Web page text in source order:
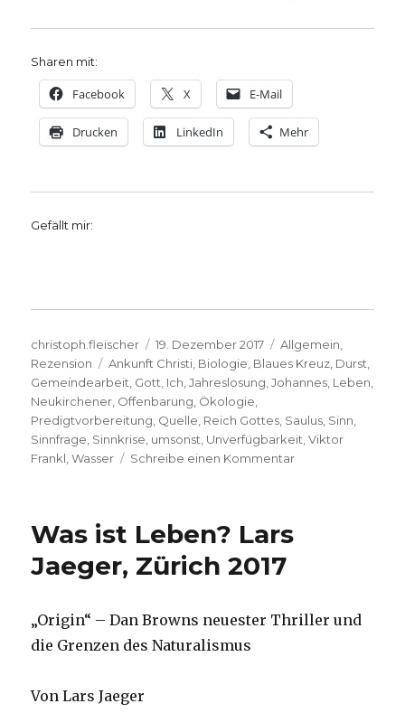
Sharen mit:
Facebook X E-Mail
Drucken LinkedIn Mehr
Gefällt mir:
Autor
christoph.fleischer
Veröffentlicht
am
19. Dezember 2017 Kategorien
Allgemein
Rezension
Schlagwörter
Ankunft Christi Biologie Blaues Kreuz Durst
Gemeindearbeit Gott Ich ,Jahreslosung ,Johannes Leben
Neukirchener Offenbarung Ökologie
Predigtvorbereitung Quelle Reich Gottes Saulus Sinn
Sinnfrage Sinnkrise umsonst Unverfügbarkeit ,Viktor
Frankl ,Wasser Schreibe einen Kommentarzu
Welver
Was ist Leben? Lars
Jaeger, Zürich 2017
„Origin“ – Dan Browns neuester Thriller und
die Grenzen des Naturalismus
Von Lars Jaeger